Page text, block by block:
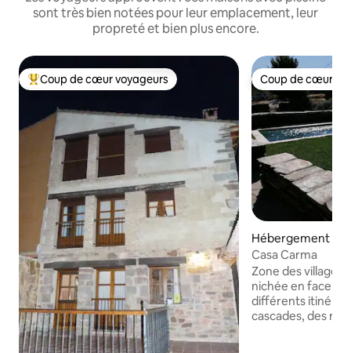
sont très bien notées pour leur emplacement, leur
propreté et bien plus encore.
Coups de cœur voyageurs les plus appréciés
Coup de cœur voyageurs Coup de cœur
Coup de cœur
Hébergement ⋅
Casa Carma
Zone des villages
nichée en face
différents
cascades, des